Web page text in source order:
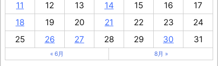
11
12 13 14 15 16
17
18
19 20 21 22 23
24
25
26 27 28 29 30 31
« 6月 8月 »